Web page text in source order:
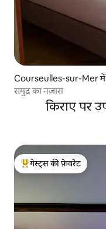
Courseulles-sur-Mer में
समुद्र का नज़ारा
किराए पर
गेस्ट्स का टॉप फ़ेवरेट
गेस्ट्स की फ़ेवरेट